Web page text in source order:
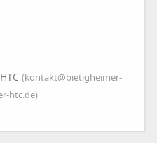
(kontakt@bietigheimer-
htc.de)